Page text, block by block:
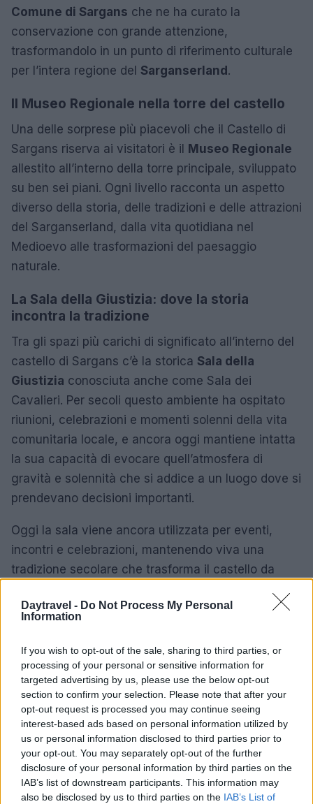
Daytravel - Do Not Process My Personal
Information
If you wish to opt-out of the sale, sharing to third parties, or
processing of your personal or sensitive information for
targeted advertising by us, please use the below opt-out
section to confirm your selection. Please note that after your
opt-out request is processed you may continue seeing
interest-based ads based on personal information utilized by
us or personal information disclosed to third parties prior to
your opt-out. You may separately opt-out of the further
disclosure of your personal information by third parties on the
IAB’s list of downstream participants. This information may
also be disclosed by us to third parties on the IAB’s List of
Comune di Sargans che ne ha curato la
conservazione con grande attenzione,
trasformandolo in un punto di riferimento culturale
per l’intera regione del Sarganserland .
Il Museo Regionale nella torre del castello
Una delle sorprese più piacevoli che il Castello di
Sargans riserva ai visitatori è il
Museo Regionale
allestito all’interno della torre principale, sviluppato
su ben sei piani. Ogni livello racconta un aspetto
diverso della storia, delle tradizioni e delle attrazioni
del Sarganserland, dalla vita quotidiana nel
Medioevo alle trasformazioni del paesaggio
naturale.
La Sala della Giustizia: dove la storia
incontra la tradizione
Tra gli spazi più carichi di significato all’interno del
castello di Sargans c’è la storica Sala della
Giustizia conosciuta anche come Sala dei
Cavalieri. Per secoli questo ambiente ha ospitato
riunioni, celebrazioni e momenti solenni della vita
comunitaria locale, e ancora oggi mantiene intatta
la sua capacità di evocare quell’atmosfera di
gravità e solennità che si addice a un luogo dove si
prendevano decisioni importanti.
Oggi la sala viene ancora utilizzata per eventi,
incontri e celebrazioni, mantenendo viva una
tradizione secolare che trasforma il castello da
culturale.
monumenti storicima veri e propriluoghi vivi
frequentati e utilizzati per concerti, mostre, mercati
e celebrazioni. Questo è forse ilvalore più prezioso
del patrimonio medievale svizzero: la capacità di
essere contemporaneamente memoria storica e
spazio del presente.
Che tu sia un appassionato di storia medievale, un